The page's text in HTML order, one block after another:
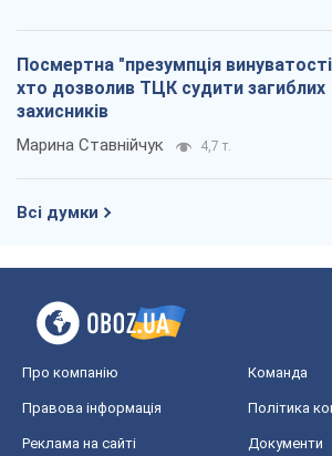
Посмертна "презумпція
хто дозволив ТЦК судити загиблих
захисників
Марина Ставнійчук 4,7 т.
Всі думки
Про компанію Команда
Правова інформація Політика
Реклама на сайті Документи